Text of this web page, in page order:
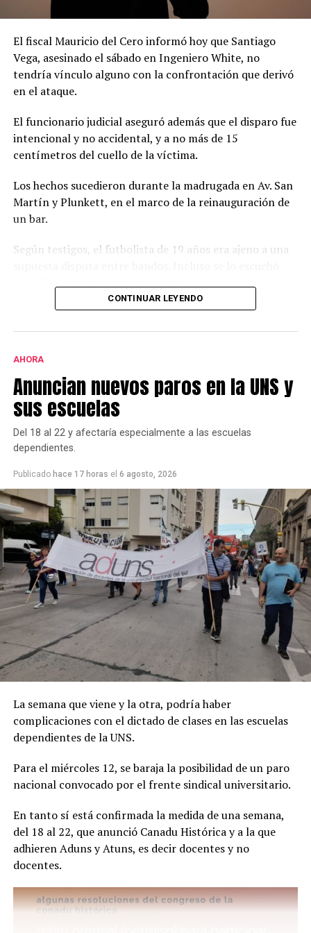
El fiscal Mauricio del Cero informó hoy que Santiago
Vega, asesinado el sábado en Ingeniero White, no
tendría vínculo alguno con la confrontación que derivó
en el ataque.
El funcionario judicial aseguró además que el disparo fue
intencional y no accidental, y a no más de 15
centímetros del cuello de la víctima.
Los hechos sucedieron durante la madrugada en Av. San
Martín y Plunkett, en el marco de la reinauguración de
un bar.
Según testigos, el futbolista de 19 años era ajeno a una
Desde el local,y a través de un comunicado, aseguraron
que en el interior no hubo ningún incidente.
Por este caso está detenido Joaquín Eleazar Larraburu
(25), quien en un principio escapó en auto y luego chocó
CONTINUAR LEYENDO
AHORA
Anuncian nuevos paros en la UNS y
sus escuelas
Del 18 al 22 y afectaría especialmente a las escuelas
dependientes.
Publicado hace 17 horas el 6 agosto, 2026
La semana que viene y la otra, podría haber
complicaciones con el dictado de clases en las escuelas
dependientes de la UNS.
Para el miércoles 12, se baraja la posibilidad de un paro
nacional convocado por el frente sindical universitario.
En tanto sí está confirmada la medida de una semana,
del 18 al 22, que anunció Canadu Histórica y a la que
adhieren Aduns y Atuns, es decir docentes y no
docentes.